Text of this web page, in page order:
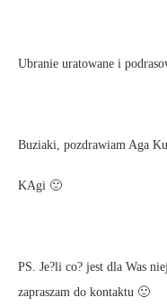
Ubranie uratowane i
Buziaki, pozdrawiam Aga
KAgi 🙂
PS. Je?li co? jest dla Was
zapraszam do kontaktu 🙂